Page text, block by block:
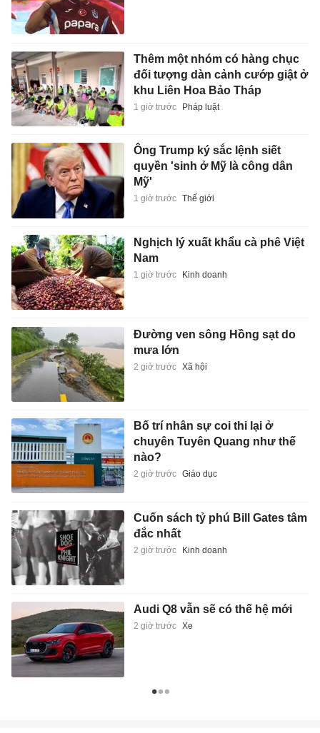
Thêm một nhóm có hàng chục
đối tượng dàn cảnh cướp giật ở
khu Liên Hoa Bảo Tháp
1 giờ trước Pháp luật
Ông Trump ký sắc lệnh siết
quyền 'sinh ở Mỹ là công dân
Mỹ'
1 giờ trước Thế giới
Nghịch lý xuất khẩu cà phê Việt
Nam
1 giờ trước Kinh doanh
Đường ven sông Hồng sạt do
mưa lớn
2 giờ trước Xã hội
Bố trí nhân sự coi thi lại ở
chuyên Tuyên Quang như thế
nào?
2 giờ trước Giáo dục
Cuốn sách tỷ phú Bill Gates tâm
đắc nhất
2 giờ trước Kinh doanh
Audi Q8 vẫn sẽ có thế hệ mới
2 giờ trước Xe